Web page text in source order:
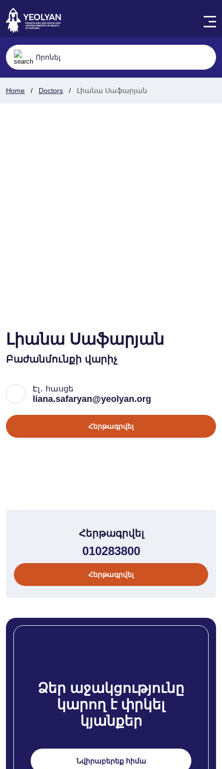
Home Doctors Լիանա Սաֆարյան
Լիանա Սաֆարյան
Բաժանմունքի վարիչ
Էլ․ հասցե
liana.safaryan@yeolyan.org
Հերթագրվել
Հերթագրվել
010283800
Հերթագրվել
Ձեր աջակցությունը
կարող է փրկել
կյանքեր
Նվիրաբերեք հիմա